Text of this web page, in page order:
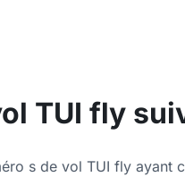
TUI fly
s de vol TUI fly ayant